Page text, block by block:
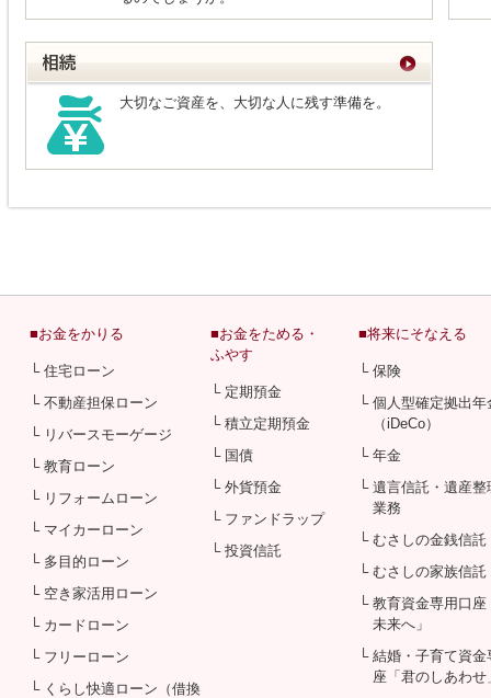
大切なご資産を、大切な人に残す準備を。
■お金をかりる
└ 住宅ローン
└ 不動産担保ローン
└ リバースモーゲージ
└ 教育ローン
└ リフォームローン
└ マイカーローン
└ 多目的ローン
└ 空き家活用ローン
└ カードローン
└ フリーローン
└ くらし快適ローン（借換
■お金をためる・
ふやす
└ 定期預金
└ 積立定期預金
└ 国債
└ 外貨預金
└ ファンドラップ
└ 投資信託
■将来にそなえる
└ 保険
└ 個人型確定拠出年
（iDeCo）
└ 年金
└ 遺言信託・遺産整
業務
└ むさしの金銭信託
└ むさしの家族信託
└ 教育資金専用口座
未来へ」
└ 結婚・子育て資金
座「君のしあわせ